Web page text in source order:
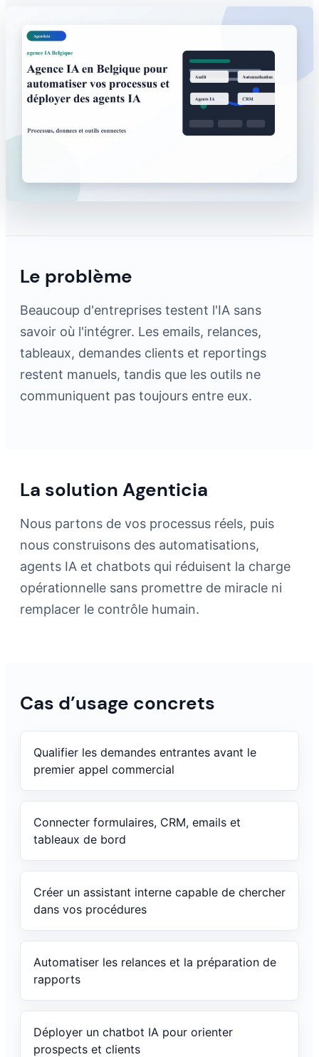
Le problème
Beaucoup d'entreprises testent l'IA sans
savoir où l'intégrer. Les emails, relances,
tableaux, demandes clients et reportings
restent manuels, tandis que les outils ne
communiquent pas toujours entre eux.
La solution Agenticia
Nous partons de vos processus réels, puis
nous construisons des automatisations,
agents IA et chatbots qui réduisent la charge
opérationnelle sans promettre de miracle ni
remplacer le contrôle humain.
Cas d’usage concrets
Qualifier les demandes entrantes avant le
premier appel commercial
Connecter formulaires, CRM, emails et
tableaux de bord
Créer un assistant interne capable de chercher
dans vos procédures
Automatiser les relances et la préparation de
rapports
Déployer un chatbot IA pour orienter
prospects et clients